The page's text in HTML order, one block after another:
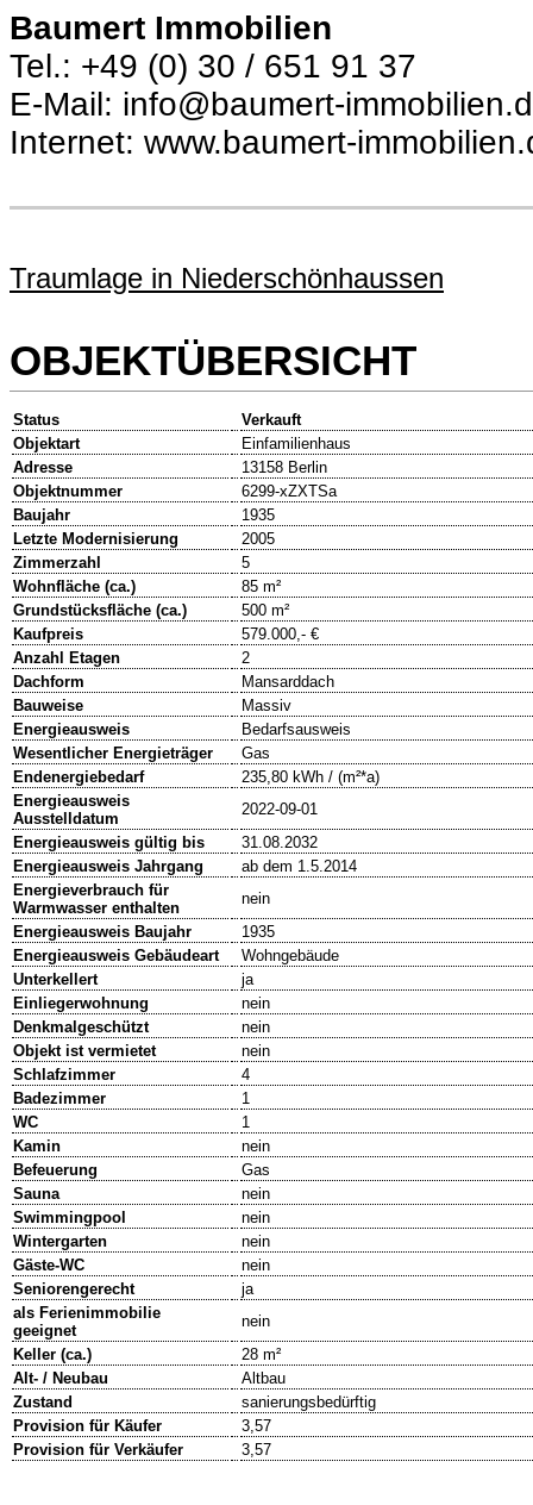
Baumert Immobilien
Tel.: +49 (0) 30 / 651 91 37
E-Mail: info@baumert-
Internet: www.baumert-
Traumlage in Niederschönhaussen
OBJEKTÜBERSICHT
Status
Verkauft
Objektart
Einfamilienhaus
Adresse
13158 Berlin
Objektnummer
6299-xZXTSa
Baujahr
1935
Letzte Modernisierung
2005
Zimmerzahl
5
Wohnfläche (ca.)
85 m²
Grundstücksfläche (ca.)
500 m²
Kaufpreis
579.000,- €
Anzahl Etagen
2
Dachform
Mansarddach
Bauweise
Massiv
Energieausweis
Bedarfsausweis
Wesentlicher Energieträger
Gas
Endenergiebedarf
235,80 kWh / (m²*a)
Energieausweis
Ausstelldatum
2022-09-01
Energieausweis gültig bis
31.08.2032
Energieausweis Jahrgang
ab dem 1.5.2014
Energieverbrauch für
Warmwasser enthalten
nein
Energieausweis Baujahr
1935
Energieausweis Gebäudeart
Wohngebäude
Unterkellert
ja
Einliegerwohnung
nein
Denkmalgeschützt
nein
Objekt ist vermietet
nein
Schlafzimmer
4
Badezimmer
1
WC
1
Kamin
nein
Befeuerung
Gas
Sauna
nein
Swimmingpool
nein
Wintergarten
nein
Gäste-WC
nein
Seniorengerecht
ja
als Ferienimmobilie
geeignet
nein
Keller (ca.)
28 m²
Alt- / Neubau
Altbau
Zustand
sanierungsbedürftig
Provision für Käufer
3,57
Provision für Verkäufer
3,57